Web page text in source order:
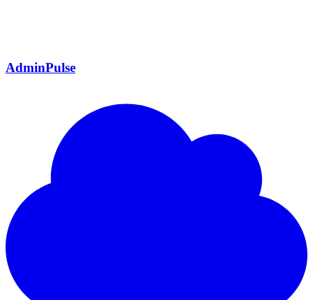
AdminPulse